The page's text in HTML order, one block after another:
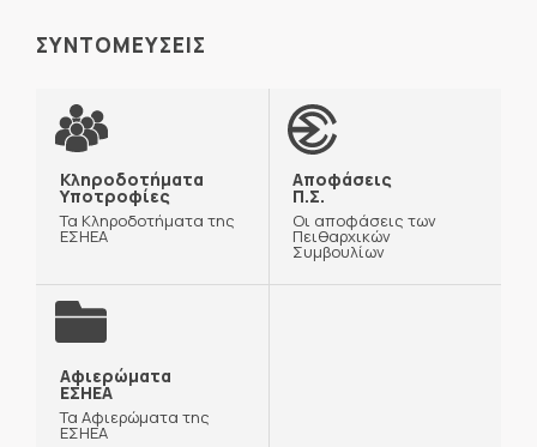
ΣΥΝΤΟΜΕΥΣΕΙΣ
Κληροδοτήματα
Υποτροφίες
Τα Κληροδοτήματα της
ΕΣΗΕΑ
Αποφάσεις
Π.Σ.
Οι αποφάσεις των
Πειθαρχικών
Συμβουλίων
Αφιερώματα
ΕΣΗΕΑ
Τα Αφιερώματα της
ΕΣΗΕΑ